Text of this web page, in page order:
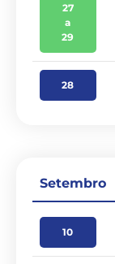
27
a
29
28
Setembro
10